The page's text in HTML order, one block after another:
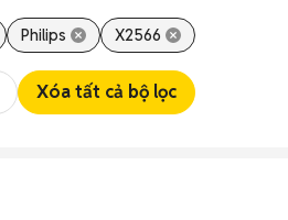
Philips X2566
Xóa tất cả bộ lọc